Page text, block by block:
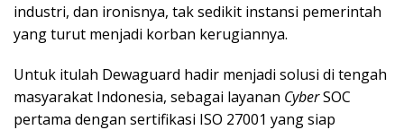
industri, dan ironisnya, tak sedikit instansi pemerintah
yang turut menjadi korban kerugiannya.
Untuk itulah Dewaguard hadir menjadi solusi di tengah
masyarakat Indonesia, sebagai layanan CyberSOC
pertama dengan sertifikasi ISO 27001 yang siap